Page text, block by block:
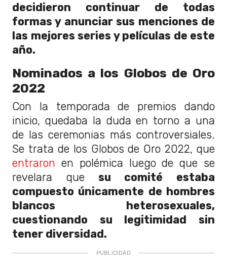
decidieron continuar de todas
formas y anunciar sus menciones de
las mejores series y películas de este
año.
Nominados a los Globos de Oro
2022
Con la temporada de premios dando
inicio, quedaba la duda en torno a una
de las ceremonias más controversiales.
Se trata de los Globos de Oro 2022, que
entraron en polémica luego de que se
revelara quesu comité estaba
compuesto únicamente de hombres
blancos heterosexuales,
cuestionando su legitimidad sin
tener diversidad.